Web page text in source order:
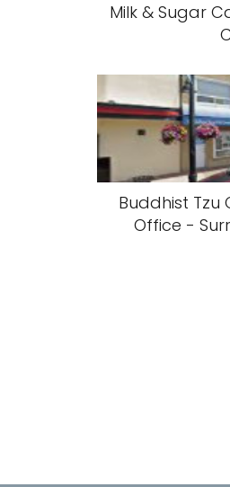
Milk & Sugar
Buddhist Tzu
Office -